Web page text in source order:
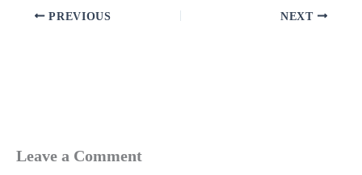
PREVIOUS NEXT
Leave a Comment